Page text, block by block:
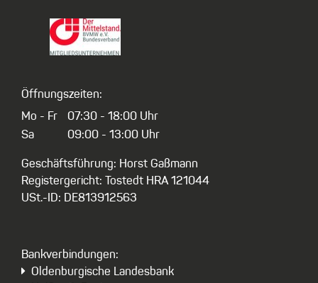
Öffnungszeiten:
Mo - Fr
Sa
07:30 - 18:00 Uhr
09:00 - 13:00 Uhr
Geschäftsführung: Horst Gaßmann
Registergericht: Tostedt HRA 121044
USt.-ID: DE813912563
Bankverbindungen:
Oldenburgische Landesbank